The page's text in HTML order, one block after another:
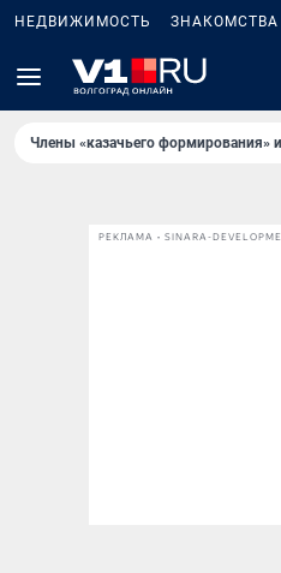
НЕДВИЖИМОСТЬ ЗНАКОМСТВА
Члены «казачьего формирования»
РЕКЛАМА • SINARA-